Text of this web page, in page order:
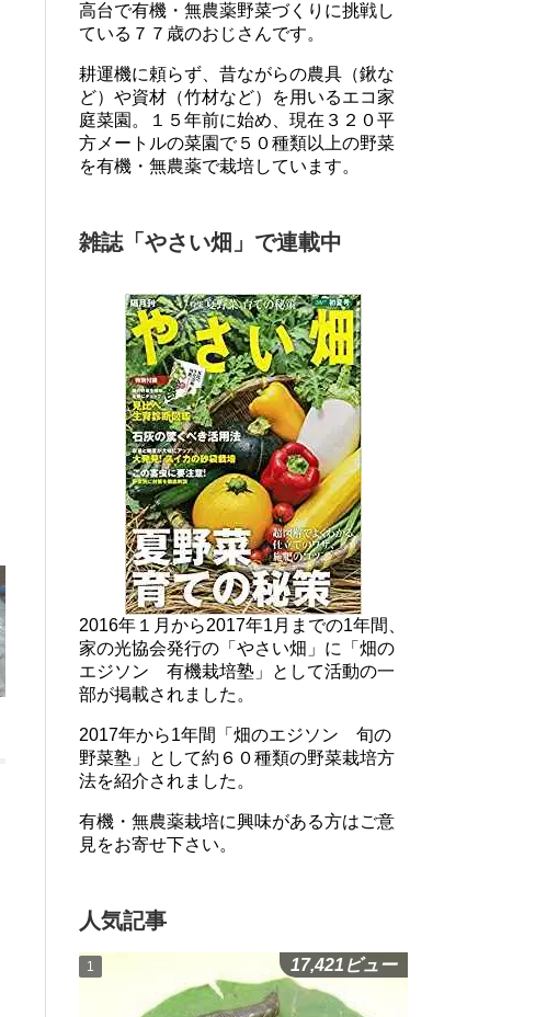
高台で有機・無農薬野菜づくりに挑戦し
ている７７歳のおじさんです。
耕運機に頼らず、昔ながらの農具（鍬な
ど）や資材（竹材など）を用いるエコ家
庭菜園。１５年前に始め、現在３２０平
方メートルの菜園で５０種類以上の野菜
を有機・無農薬で栽培しています。
雑誌「やさい畑」で連載中
2016年１月から2017年1月までの1年間、
家の光協会発行の「やさい畑」に「畑の
エジソン 有機栽培塾」として活動の一
部が掲載されました。
2017年から1年間「畑のエジソン 旬の
野菜塾」として約６０種類の野菜栽培方
法を紹介されました。
有機・無農薬栽培に興味がある方はご意
見をお寄せ下さい。
人気記事
17,421ビュー